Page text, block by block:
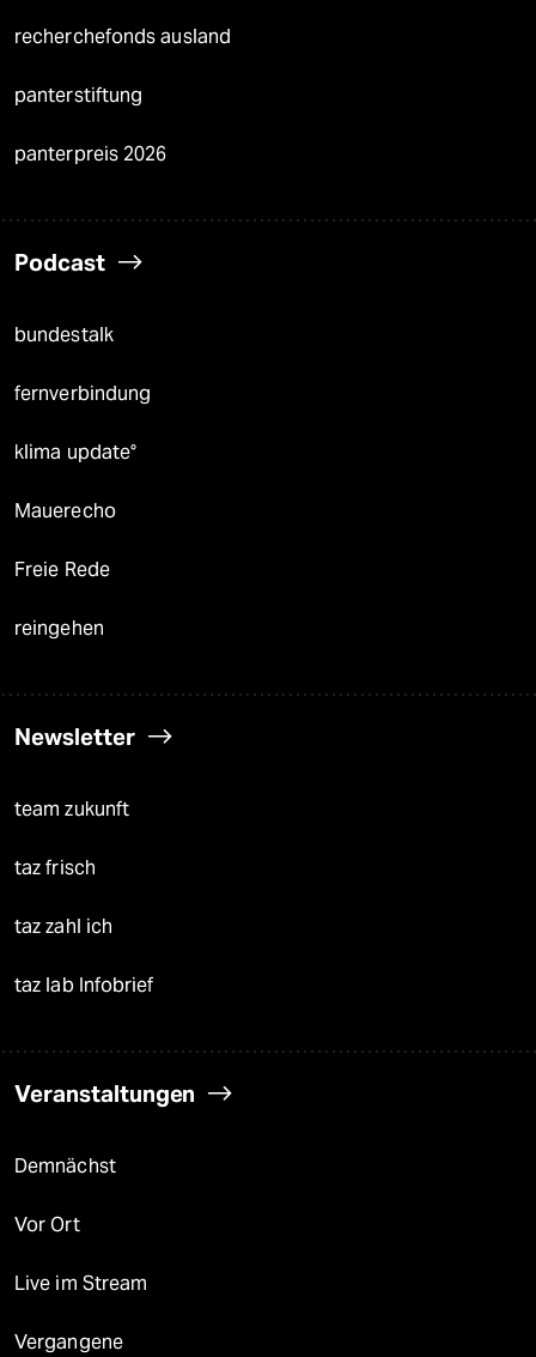
recherchefonds ausland
panterstiftung
panterpreis 2026
Podcast
bundestalk
fernverbindung
klima update°
Mauerecho
Freie Rede
reingehen
Newsletter
team zukunft
taz frisch
taz zahl ich
taz lab Infobrief
Veranstaltungen
Demnächst
Vor Ort
Live im Stream
Vergangene